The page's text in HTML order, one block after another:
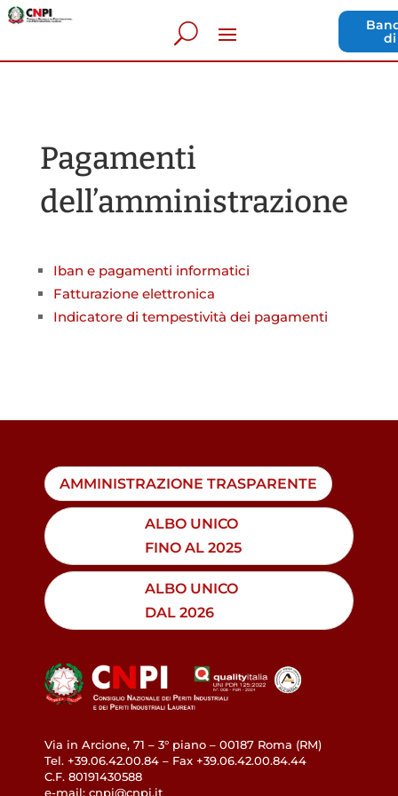
Pagamenti
dell’amministrazione
Iban e pagamenti informatici
Fatturazione elettronica
Indicatore di tempestività dei pagamenti
AMMINISTRAZIONE TRASPARENTE
ALBO UNICO
FINO AL 2025
ALBO UNICO
DAL 2026
Via in Arcione, 71 – 3° piano – 00187 Roma (RM)
Tel. +39.06.42.00.84 – Fax +39.06.42.00.84.44
C.F. 80191430588
e-mail: cnpi@cnpi.it